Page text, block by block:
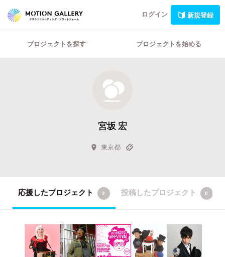
ログイン 新規登録
プロジェクトを探す プロジェクトを始める
宮坂 宏
東京都
応援したプロジェクト 2 投稿したプロジェクト 0